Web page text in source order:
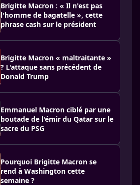
Brigitte Macron : « Il n'est pas
l'homme de bagatelle », cette
phrase cash sur le président
Brigitte Macron « maltraitante »
? L'attaque sans précédent de
Donald Trump
Emmanuel Macron ciblé par une
boutade de l'émir du Qatar sur le
sacre du PSG
Pourquoi Brigitte Macron se
rend à Washington cette
semaine ?